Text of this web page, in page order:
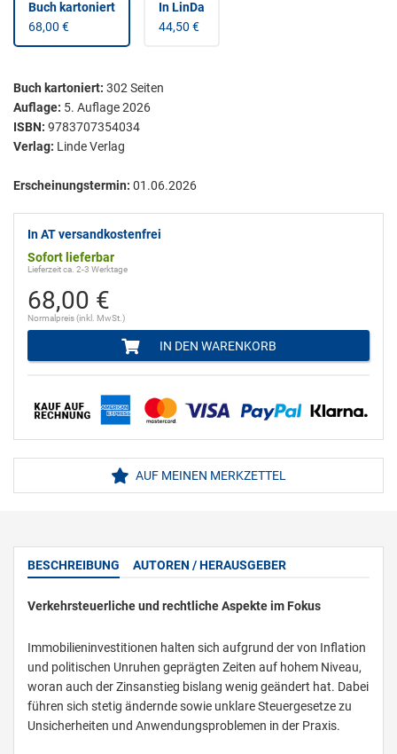
Buch kartoniert
68,00 €
In LinDa
44,50 €
Buch kartoniert: 302 Seiten
Auflage: 5. Auflage 2026
ISBN: 9783707354034
Verlag: Linde Verlag
Erscheinungstermin: 01.06.2026
In AT versandkostenfrei
Sofort lieferbar
Lieferzeit ca. 2-3 Werktage
68,00 €
Normalpreis (inkl. MwSt.)
IN DEN WARENKORB
AUF MEINEN MERKZETTEL
BESCHREIBUNG AUTOREN / HERAUSGEBER
Verkehrsteuerliche und rechtliche Aspekte im Fokus
Immobilieninvestitionen halten sich aufgrund der von Inflation
und politischen Unruhen geprägten Zeiten auf hohem Niveau,
woran auch der Zinsanstieg bislang wenig geändert hat. Dabei
führen sich stetig ändernde sowie unklare Steuergesetze zu
Unsicherheiten und Anwendungsproblemen in der Praxis.